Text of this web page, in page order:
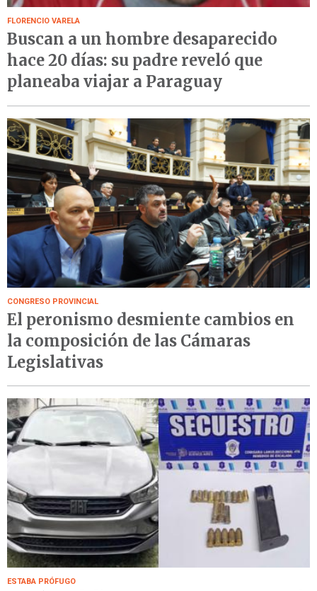
FLORENCIO VARELA
Buscan a un hombre desaparecido
hace 20 días: su padre reveló que
planeaba viajar a Paraguay
CONGRESO PROVINCIAL
El peronismo desmiente cambios en
la composición de las Cámaras
Legislativas
ESTABA PRÓFUGO